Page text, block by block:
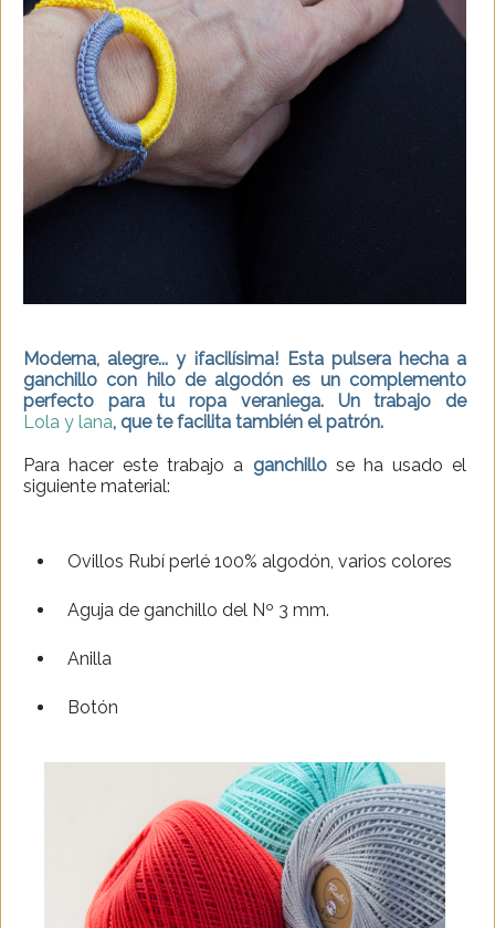
Moderna, alegre... y ¡facilísima! Esta pulsera hecha a
ganchillo con hilo de algodón es un complemento
perfecto para tu ropa veraniega. Un trabajo de
Lola y lana, que te facilita también el patrón.
Para hacer este trabajo a ganchillose ha usado el
siguiente material:
Ovillos Rubí perlé 100% algodón, varios colores
Aguja de ganchillo del Nº 3 mm.
Anilla
Botón